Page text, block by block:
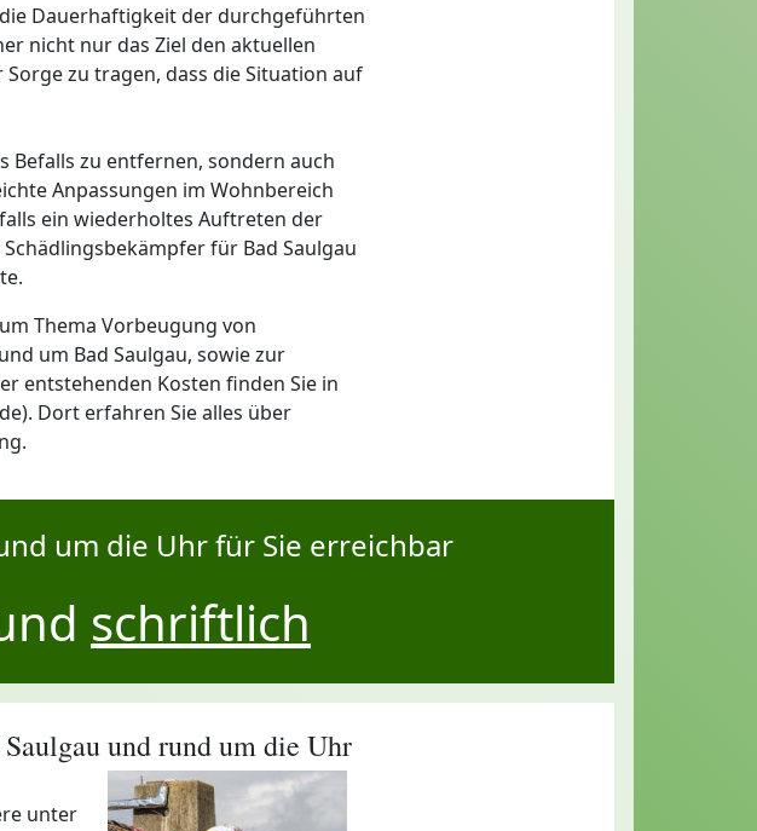
Dauerhaftigkeit der durchgeführten
nicht nur das Ziel den aktuellen
zu tragen, dass die Situation auf
Befalls zu entfernen, sondern auch
Anpassungen im Wohnbereich
ein wiederholtes Auftreten der
für Bad Saulgau
Thema Vorbeugung von
um Bad Saulgau, sowie zur
entstehenden Kosten finden Sie in
Dort erfahren Sie alles über
um die Uhr für Sie erreichbar
schriftlich
und rund um die Uhr
unter